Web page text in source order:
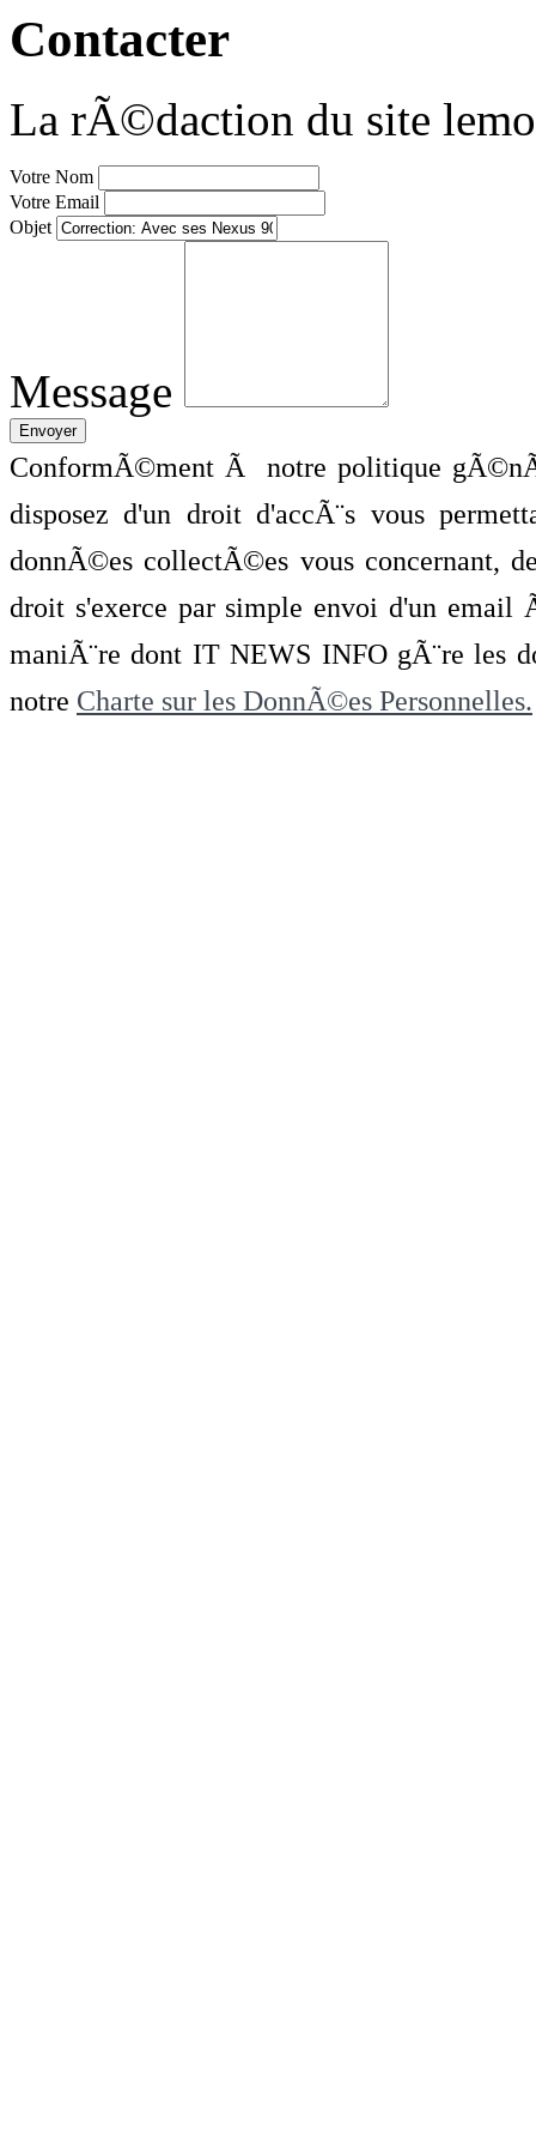
Contacter
La rÃ©daction du site
Votre Nom
Votre Email
Objet
Message
ConformÃ©ment Ã notre politique
disposez d'un droit d'accÃ¨s vous
donnÃ©es collectÃ©es vous concernant,
droit s'exerce par simple envoi d'un
maniÃ¨re dont IT NEWS INFO gÃ¨re les
notre Charte sur les DonnÃ©es Personnelles.